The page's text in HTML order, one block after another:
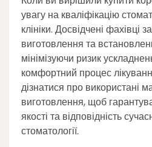
увагу на кваліфікацію
клініки. Досвідчені фахівці
виготовлення та
мінімізуючи ризик
комфортний процес
дізнатися про використані
виготовлення, щоб
якості та відповідність
стоматології.